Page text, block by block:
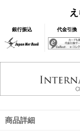
銀行振込 代金引換
商品詳細